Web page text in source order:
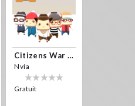
Citizens War VR
Nvía
Gratuit